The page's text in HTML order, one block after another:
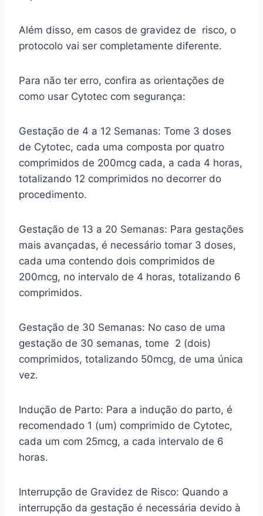
Além disso, em casos de gravidez de risco, o
protocolo vai ser completamente diferente.
Para não ter erro, confira as orientações de
como usar Cytotec com segurança:
Gestação de 4 a 12 Semanas: Tome 3 doses
de Cytotec, cada uma composta por quatro
comprimidos de 200mcg cada, a cada 4 horas,
totalizando 12 comprimidos no decorrer do
procedimento.
Gestação de 13 a 20 Semanas: Para gestações
mais avançadas, é necessário tomar 3 doses,
cada uma contendo dois comprimidos de
200mcg, no intervalo de 4 horas, totalizando 6
comprimidos.
Gestação de 30 Semanas: No caso de uma
gestação de 30 semanas, tome 2 (dois)
comprimidos, totalizando 50mcg, de uma única
vez.
Indução de Parto: Para a indução do parto, é
recomendado 1 (um) comprimido de Cytotec,
cada um com 25mcg, a cada intervalo de 6
horas.
Interrupção de Gravidez de Risco: Quando a
interrupção da gestação é necessária devido à